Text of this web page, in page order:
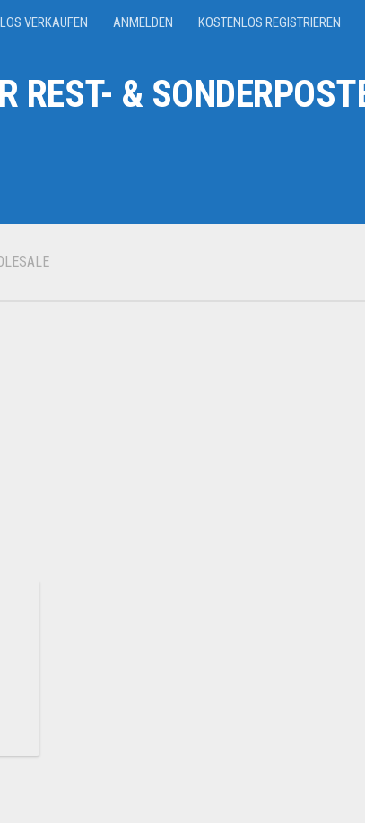
VERKAUFEN ANMELDEN KOSTENLOS REGISTRIEREN
&